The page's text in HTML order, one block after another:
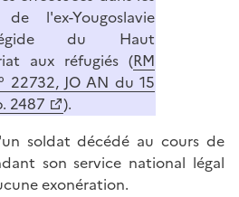
l'ex-Yougoslavie
du Haut
aux réfugiés (RM
22732, JO AN du 15
2487
).
soldat décédé au cours de
son service national légal
exonération.